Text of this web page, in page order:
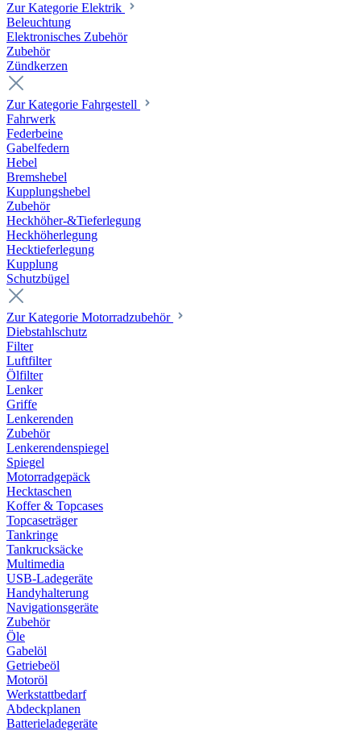
Zur Kategorie Elektrik
Beleuchtung
Elektronisches Zubehör
Zubehör
Zündkerzen
Zur Kategorie Fahrgestell
Fahrwerk
Federbeine
Gabelfedern
Hebel
Bremshebel
Kupplungshebel
Zubehör
Heckhöher-&Tieferlegung
Heckhöherlegung
Hecktieferlegung
Kupplung
Schutzbügel
Zur Kategorie Motorradzubehör
Diebstahlschutz
Filter
Luftfilter
Ölfilter
Lenker
Griffe
Lenkerenden
Zubehör
Lenkerendenspiegel
Spiegel
Motorradgepäck
Hecktaschen
Koffer & Topcases
Topcaseträger
Tankringe
Tankrucksäcke
Multimedia
USB-Ladegeräte
Handyhalterung
Navigationsgeräte
Zubehör
Öle
Gabelöl
Getriebeöl
Motoröl
Werkstattbedarf
Abdeckplanen
Batterieladegeräte